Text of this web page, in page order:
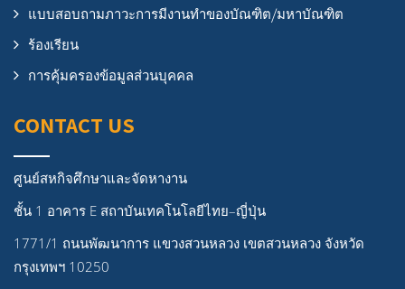
แบบสอบถามภาวะการมีงานทำของบัณฑิต/มหาบัณฑิต
ร้องเรียน
การคุ้มครองข้อมูลส่วนบุคคล
CONTACT US
ศูนย์สหกิจศึกษาและจัดหางาน
ชั้น 1 อาคาร E สถาบันเทคโนโลยีไทย–ญี่ปุ่น
1771/1 ถนนพัฒนาการ แขวงสวนหลวง เขตสวนหลวง จังหวัด
กรุงเทพฯ 10250